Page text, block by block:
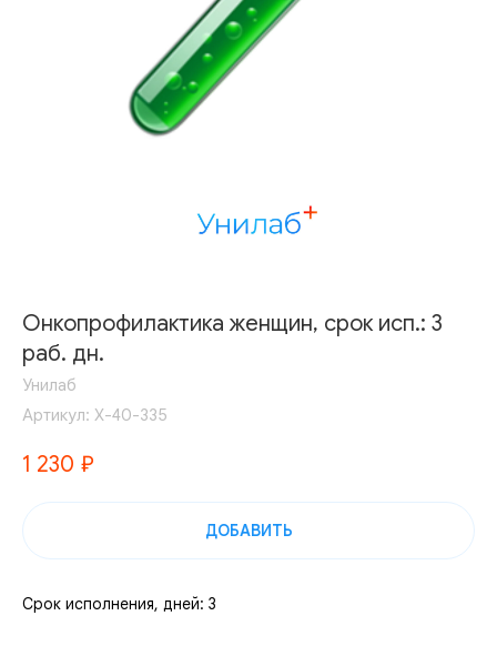
Онкопрофилактика женщин, срок исп.: 3
раб. дн.
Унилаб
Артикул: Х-40-335
1 230 ₽
ДОБАВИТЬ
Срок исполнения, дней: 3